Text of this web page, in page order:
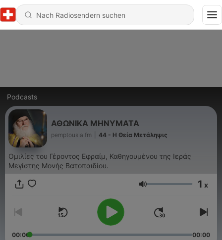
Podcasts
ΑΘΩΝΙΚΑ ΜΗΝΥΜΑΤΑ
pemptousia.fm 44 - Η Θεία Μετάληψις
Ομιλίες του Γέροντος Εφραίμ, Καθηγουμένου της Ιεράς
Μεγίστης Μονής Βατοπαιδίου.
Lautstärke 1 x
00:00 00:00